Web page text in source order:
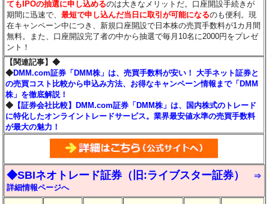
てもIPOの抽選に申し込めるのは大きなメリットだ。口座開設手続きが
期間に迅速で、最短で申し込んだ当日に取引が可能になるのも便利。現
在キャンペーン中につき、新規口座開設で日本株の売買手数料が1カ月間
無料。また、口座開設完了者の中から抽選で毎月10名に2000円をプレゼ
ント！
【関連記事】◆
◆DMM.com証券「DMM株」は、売買手数料が安い！ 大手ネット証券と
の売買コスト比較から申込み方法、お得なキャンペーン情報まで「DMM
株」を徹底解説！
◆ 【証券会社比較】DMM.com証券「DMM株」は、国内株式のトレード
に特化したオンライントレードサービス。業界最安値水準の売買手数料
が最大の魅力！
◆SBIネオトレード証券（旧:ライブスター証券）
⇒
詳細情報ページへ